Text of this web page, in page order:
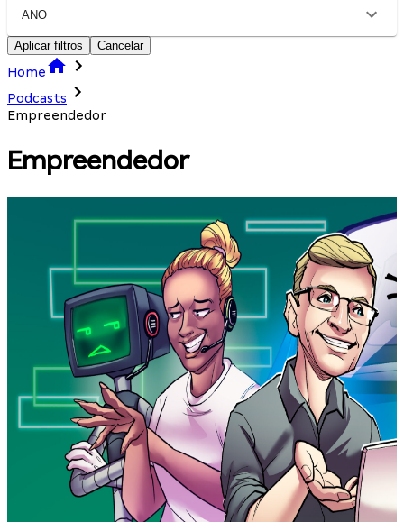
ANO
Aplicar filtros Cancelar
Home
Podcasts
Empreendedor
Empreendedor